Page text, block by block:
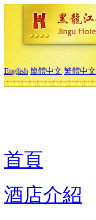
English 簡體中文 繁體中文
首頁
酒店介紹